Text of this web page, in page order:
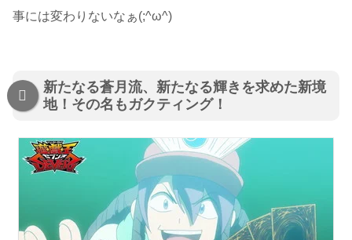
事には変わりないなぁ(;^ω^)
新たなる蒼月流、新たなる輝きを求めた新境
地！その名もガクティング！